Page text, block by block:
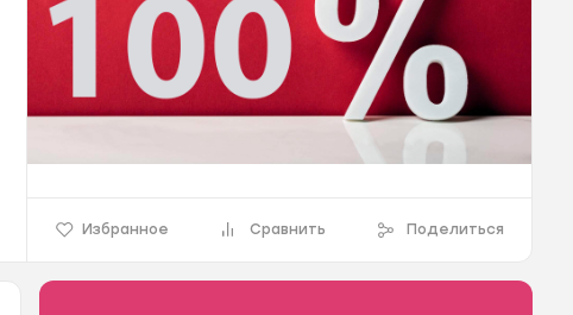
Избранное Сравнить Поделиться